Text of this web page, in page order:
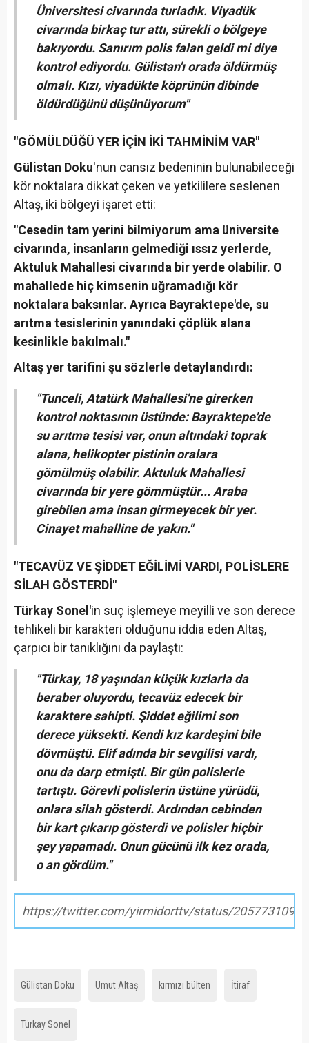
Üniversitesi civarında turladık. Viyadük
civarında birkaç tur attı, sürekli o bölgeye
bakıyordu. Sanırım polis falan geldi mi diye
kontrol ediyordu. Gülistan'ı orada öldürmüş
olmalı. Kızı, viyadükte köprünün dibinde
öldürdüğünü düşünüyorum"
"GÖMÜLDÜĞÜ YER İÇİN İKİ TAHMİNİM VAR"
Gülistan Doku'nun cansız bedeninin bulunabileceği
kör noktalara dikkat çeken ve yetkililere seslenen
Altaş, iki bölgeyi işaret etti:
"Cesedin tam yerini bilmiyorum ama üniversite
civarında, insanların gelmediği ıssız yerlerde,
Aktuluk Mahallesi civarında bir yerde olabilir. O
mahallede hiç kimsenin uğramadığı kör
noktalara baksınlar. Ayrıca Bayraktepe'de, su
arıtma tesislerinin yanındaki çöplük alana
kesinlikle bakılmalı."
Altaş yer tarifini şu sözlerle detaylandırdı:
"Tunceli, Atatürk Mahallesi'ne girerken
kontrol noktasının üstünde: Bayraktepe'de
su arıtma tesisi var, onun altındaki toprak
alana, helikopter pistinin oralara
gömülmüş olabilir. Aktuluk Mahallesi
civarında bir yere gömmüştür... Araba
girebilen ama insan girmeyecek bir yer.
Cinayet mahalline de yakın."
"TECAVÜZ VE ŞİDDET EĞİLİMİ VARDI, POLİSLERE
SİLAH GÖSTERDİ"
Türkay Sonel'in suç işlemeye meyilli ve son derece
tehlikeli bir karakteri olduğunu iddia eden Altaş,
çarpıcı bir tanıklığını da paylaştı:
"Türkay, 18 yaşından küçük kızlarla da
beraber oluyordu, tecavüz edecek bir
karaktere sahipti. Şiddet eğilimi son
derece yüksekti. Kendi kız kardeşini bile
dövmüştü. Elif adında bir sevgilisi vardı,
onu da darp etmişti. Bir gün polislerle
tartıştı. Görevli polislerin üstüne yürüdü,
onlara silah gösterdi. Ardından cebinden
bir kart çıkarıp gösterdi ve polisler hiçbir
şey yapamadı. Onun gücünü ilk kez orada,
o an gördüm."
https://twitter.com/yirmidorttv/status/
Gülistan Doku Umut Altaş kırmızı bülten İtiraf
Türkay Sonel